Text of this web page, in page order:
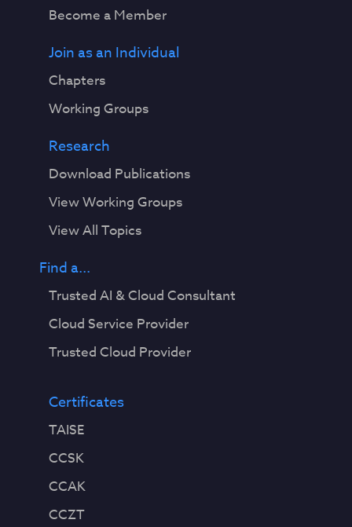
Become a Member
Join as an Individual
Chapters
Working Groups
Research
Download Publications
View Working Groups
View All Topics
Find a...
Trusted AI & Cloud Consultant
Cloud Service Provider
Trusted Cloud Provider
Certificates
TAISE
CCSK
CCAK
CCZT